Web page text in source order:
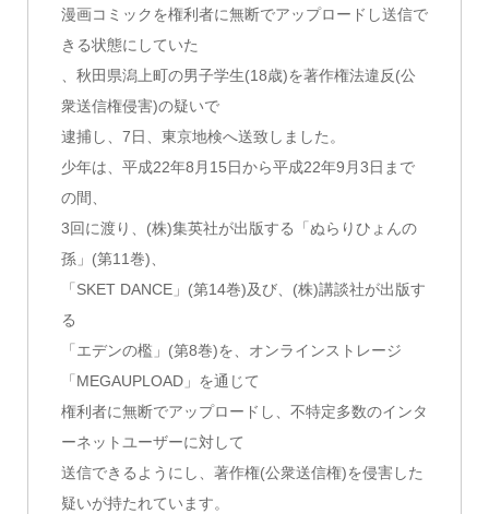
漫画コミックを権利者に無断でアップロードし送信で
きる状態にしていた
、秋田県潟上町の男子学生(18歳)を著作権法違反(公
衆送信権侵害)の疑いで
逮捕し、7日、東京地検へ送致しました。
少年は、平成22年8月15日から平成22年9月3日まで
の間、
3回に渡り、(株)集英社が出版する「ぬらりひょんの
孫」(第11巻)、
「SKET DANCE」(第14巻)及び、(株)講談社が出版す
る
「エデンの檻」(第8巻)を、オンラインストレージ
「MEGAUPLOAD」を通じて
権利者に無断でアップロードし、不特定多数のインタ
ーネットユーザーに対して
送信できるようにし、著作権(公衆送信権)を侵害した
疑いが持たれています。